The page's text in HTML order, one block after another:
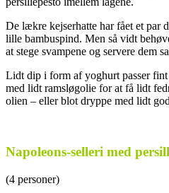
De lækre kejserhatte har fået et par
lille bambuspind. Men så vidt
at stege svampene og servere dem
Lidt dip i form af yoghurt passer
med lidt ramsløgolie for at få lidt
olien – eller blot dryppe med lidt
Napoleons-selleri med
(4 personer)